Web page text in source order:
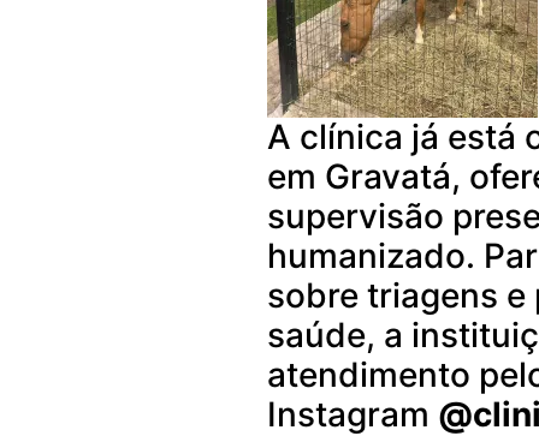
A clínica já está
em Gravatá,
supervisão
humanizado.
sobre triagens e
saúde, a
atendimento
Instagram